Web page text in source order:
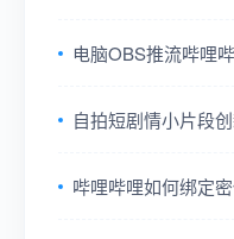
电脑OBS推流哔哩
自拍短剧情小片段
哔哩哔哩如何绑定